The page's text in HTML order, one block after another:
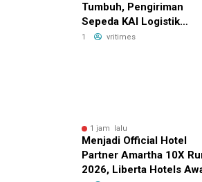
Tumbuh, Pengiriman
Sepeda KAI Logistik
Meningkat 30 Persen
1 vritimes
1 jam lalu
Menjadi Official Hotel
Partner Amartha 10X
2026, Liberta Hotels